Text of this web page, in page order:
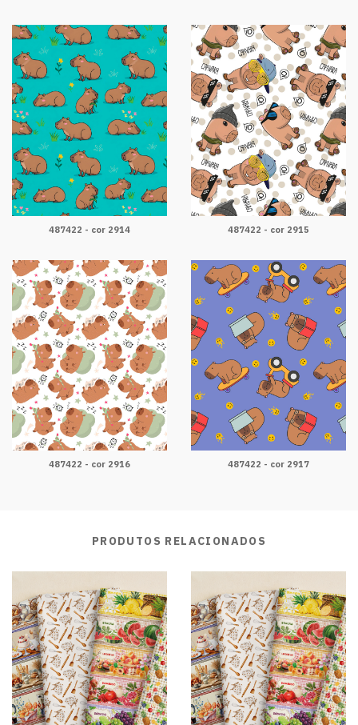
487422 - cor 2914 487422 - cor 2915
487422 - cor 2916 487422 - cor 2917
PRODUTOS RELACIONADOS